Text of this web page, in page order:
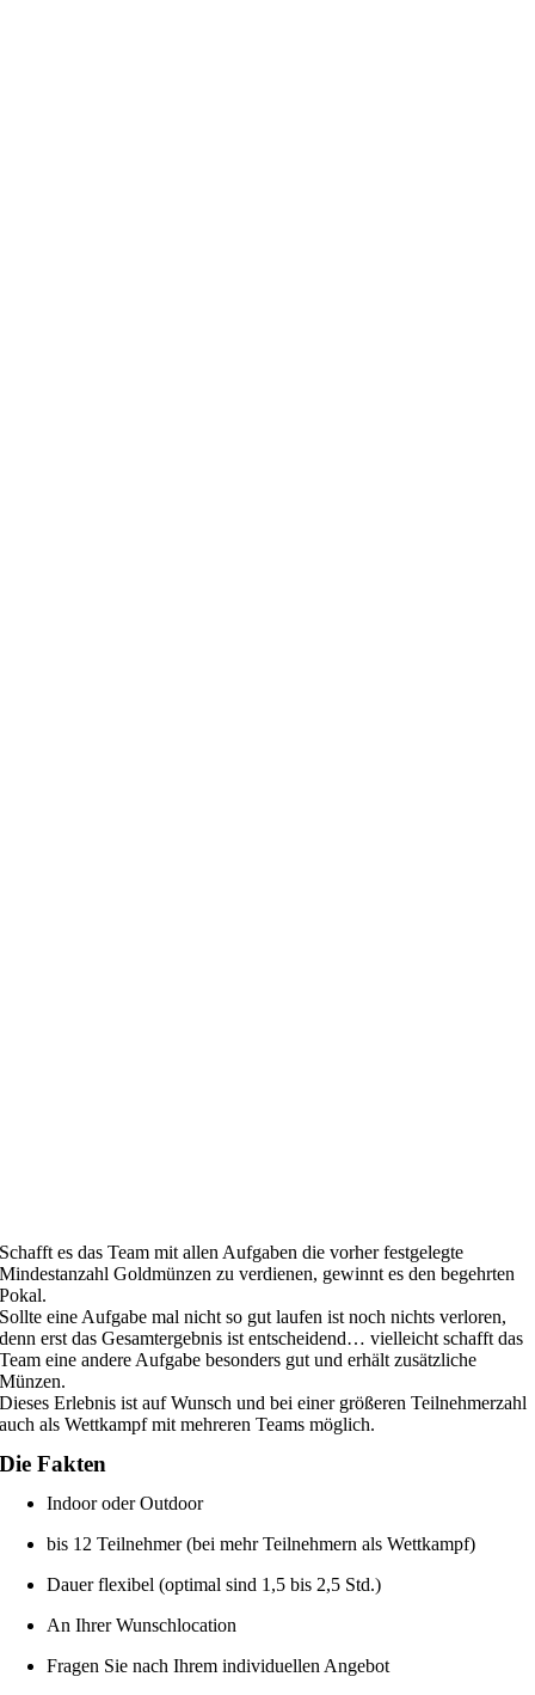
Schafft es das Team mit allen Aufgaben die vorher festgelegte
Mindestanzahl Goldmünzen zu verdienen, gewinnt es den begehrten
Pokal.
Sollte eine Aufgabe mal nicht so gut laufen ist noch nichts verloren,
denn erst das Gesamtergebnis ist entscheidend… vielleicht schafft das
Team eine andere Aufgabe besonders gut und erhält zusätzliche
Münzen.
Dieses Erlebnis ist auf Wunsch und bei einer größeren Teilnehmerzahl
auch als Wettkampf mit mehreren Teams möglich.
Die Fakten
Indoor oder Outdoor
bis 12 Teilnehmer (bei mehr Teilnehmern als Wettkampf)
Dauer flexibel (optimal sind 1,5 bis 2,5 Std.)
An Ihrer Wunschlocation
Fragen Sie nach Ihrem individuellen Angebot